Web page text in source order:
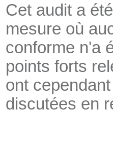
Cet audit a
mesure où
conforme n'a
points forts
ont
discutées en